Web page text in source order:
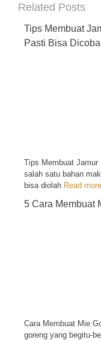
Related Posts
Tips Membuat
Pasti Bisa
Tips Membuat Jamur
salah satu bahan
bisa diolah Read more
5 Cara Membuat
Cara Membuat Mie
goreng yang begitu-